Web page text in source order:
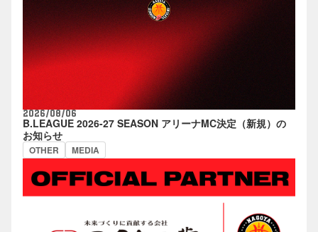
2026/08/06
B.LEAGUE 2026-27 SEASON アリーナMC決定（新規）の
お知らせ
OTHER MEDIA